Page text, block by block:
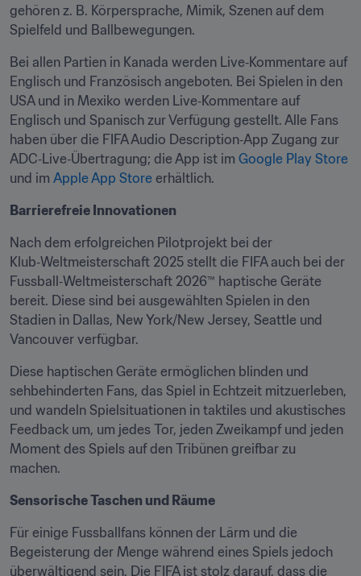
gehören z. B. Körpersprache, Mimik, Szenen auf dem
Spielfeld und Ballbewegungen.
Bei allen Partien in Kanada werden Live‑Kommentare auf
Englisch und Französisch angeboten. Bei Spielen in den
USA und in Mexiko werden Live‑Kommentare auf
Englisch und Spanisch zur Verfügung gestellt. Alle Fans
haben über die FIFA Audio Description‑App Zugang zur
ADC‑Live‑Übertragung; die App ist im Google Play Store
und im Apple App Store erhältlich.
Barrierefreie Innovationen
Nach dem erfolgreichen Pilotprojekt bei der
Klub‑Weltmeisterschaft 2025 stellt die FIFA auch bei der
Fussball‑Weltmeisterschaft 2026™ haptische Geräte
bereit. Diese sind bei ausgewählten Spielen in den
Stadien in Dallas, New York/New Jersey, Seattle und
Vancouver verfügbar.
Diese haptischen Geräte ermöglichen blinden und
sehbehinderten Fans, das Spiel in Echtzeit mitzuerleben,
und wandeln Spielsituationen in taktiles und akustisches
Feedback um, um jedes Tor, jeden Zweikampf und jeden
Moment des Spiels auf den Tribünen greifbar zu
machen.
Sensorische Taschen und Räume
Für einige Fussballfans können der Lärm und die
Begeisterung der Menge während eines Spiels jedoch
überwältigend sein. Die FIFA ist stolz darauf, dass die